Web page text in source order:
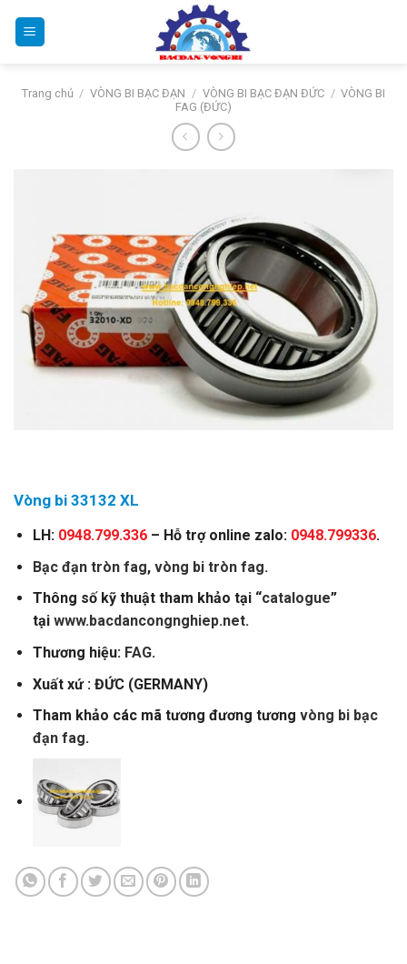
Trang chủ / VÒNG BI BẠC ĐẠN / VÒNG BI BẠC ĐẠN ĐỨC / VÒNG BI
FAG (ĐỨC)
Vòng bi 33132 XL
LH: 0948.799.336– Hỗ trợ online zalo: 0948.799336.
Bạc đạn tròn fag, vòng bi tròn fag.
Thông số kỹ thuật tham khảo tại “catalogue”
tại www.bacdancongnghiep.net.
Thương hiệu: FAG.
Xuất xứ : ĐỨC (GERMANY)
Tham khảo các mã tương đương tương vòng bi bạc
đạn fag.